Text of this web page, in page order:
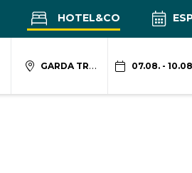
HOTEL&CO
GARDA TRENTINO 07.08. -